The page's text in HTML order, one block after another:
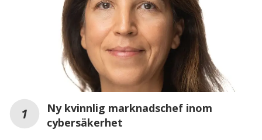
Ny kvinnlig marknadschef inom
cybersäkerhet